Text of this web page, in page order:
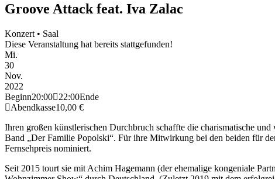
Groove Attack feat. Iva Zalac
Konzert • Saal
Diese Veranstaltung hat bereits stattgefunden!
Mi.
30
Nov.
2022
Beginn20:00 22:00Ende
Abendkasse10,00 €
Ihren großen künstlerischen Durchbruch schaffte die charismatische
Band „Der Familie Popolski“. Für ihre Mitwirkung bei den beiden für
Fernsehpreis nominiert.
Seit 2015 tourt sie mit Achim Hagemann (der ehemalige kongeniale